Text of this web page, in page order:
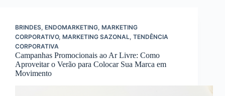
BRINDES, ENDOMARKETING, MARKETING
CORPORATIVO, MARKETING SAZONAL, TENDÊNCIA
CORPORATIVA
Campanhas Promocionais ao Ar Livre: Como
Aproveitar o Verão para Colocar Sua Marca em
Movimento